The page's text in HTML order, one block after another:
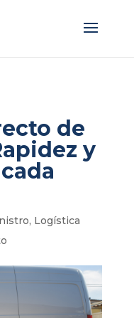
de
y
, Logística